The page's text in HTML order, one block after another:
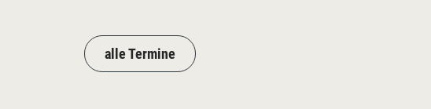
alle Termine